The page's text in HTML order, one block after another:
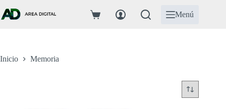
al
contenido
Carro
Menú
Inicio Memoria